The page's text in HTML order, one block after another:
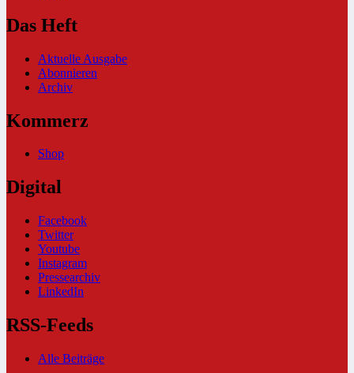
Das Heft
Aktuelle Ausgabe
Abonnieren
Archiv
Kommerz
Shop
Digital
Facebook
Twitter
Youtube
Instagram
Pressearchiv
LinkedIn
RSS-Feeds
Alle Beiträge